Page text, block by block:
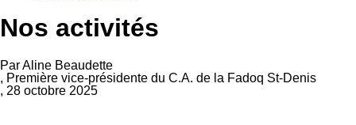
Nos activités
Par Aline Beaudette
, Première vice-présidente du C.A. de la Fadoq St-Denis
, 28 octobre 2025